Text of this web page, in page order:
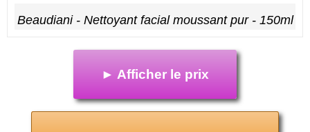
Beaudiani - Nettoyant facial moussant pur - 150ml
► Afficher le prix